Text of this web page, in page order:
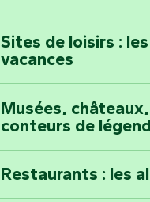
Maillezais
Montez au
Tout l'agenda
Sites de loisirs :
vacances
Musées,
conteurs de
Restaurants : les